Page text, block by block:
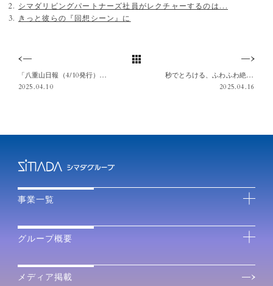
シマダリビングパートナーズ社員がレクチャーするのは…
きっと彼らの『回想シーン』に
「八重山日報（4/10発行）」に『蔵元sake & gallery』で4/5に開催されたイベントが掲載されました。
2025.04.10
秒でとろける、ふわふわ絶品かき氷！「抹茶」と「いちご」が新しくなりました。
2025.04.16
事業一覧
グループ概要
メディア掲載